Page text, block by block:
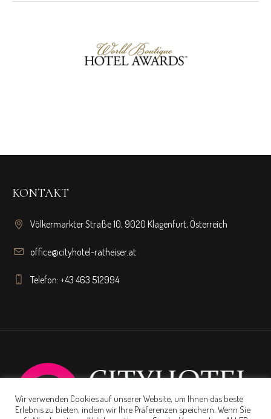
KONTAKT
Völkermarkter Straße 10, 9020 Klagenfurt, Österreich
office@cityhotel-ratheiser.at
Telefon: +43 463 512994
Wir verwenden Cookies auf unserer Website, um Ihnen das beste
Erlebnis zu bieten, indem wir Ihre Präferenzen speichern. Wenn Sie